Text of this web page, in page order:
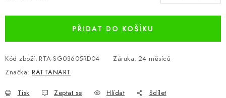
PŘIDAT DO KOŠÍKU
Kód zboží: RTA-SG03605RD04 Záruka: 24 měsíců
Značka: RATTANART
Tisk Zeptat se Hlídat Sdílet